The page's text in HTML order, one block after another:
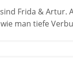
Frida & Artur.
man tiefe